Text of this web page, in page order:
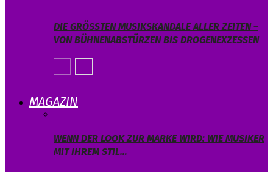
DIE GRÖSSTEN MUSIKSKANDALE ALLER ZEITEN – V
ON BÜHNENABSTÜRZEN BIS DROGENEXZESSEN
MAGAZIN
WENN DER LOOK ZUR MARKE WIRD: WIE MUSIKER
MIT IHREM STIL…